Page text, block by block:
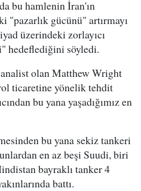
bu hamlenin İran'ın
"pazarlık gücünü" artırmayı
üzerindeki zorlayıcı
hedeflediğini söyledi.
olan Matthew Wright
ticaretine yönelik tehdit
bu yana yaşadığımız en
bu yana sekiz tankeri
en az beşi Suudi, biri
bayraklı tanker 4
battı.